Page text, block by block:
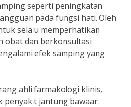
seperti peningkatan
pada fungsi hati. Oleh
selalu memperhatikan
obat dan berkonsultasi
efek samping yang
ahli farmakologi klinis,
penyakit jantung bawaan